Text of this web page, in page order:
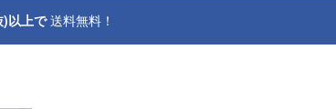
以上で送料無料！